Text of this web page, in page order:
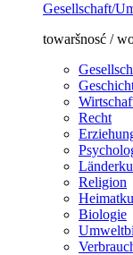
Gesellschaft/
towaršnosć /
Recht
Religion
Biologie